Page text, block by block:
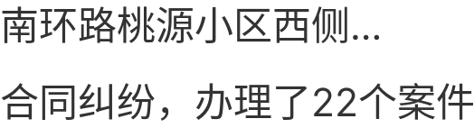
南环路桃源小区西侧创
基.长乐居17幢302房
合同纠纷，办理了22个案件